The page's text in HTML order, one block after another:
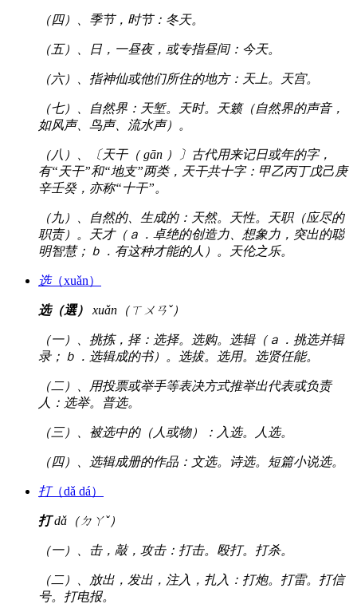
（四）、季节，时节：冬天。
（五）、日，一昼夜，或专指昼间：今天。
（六）、指神仙或他们所住的地方：天上。天宫。
（七）、自然界：天堑。天时。天籁（自然界的声音，
如风声、鸟声、流水声）。
（八）、〔天干（ gān ）〕古代用来记日或年的字，
有“天干”和“地支”两类，天干共十字：甲乙丙丁戊己庚
辛壬癸，亦称“十干”。
（九）、自然的、生成的：天然。天性。天职（应尽的
职责）。天才（ａ．卓绝的创造力、想象力，突出的聪
明智慧；ｂ．有这种才能的人）。天伦之乐。
选（xuǎn）
选（選） xuǎn（ㄒㄨㄢˇ）
（一）、挑拣，择：选择。选购。选辑（ａ．挑选并辑
录；ｂ．选辑成的书）。选拔。选用。选贤任能。
（二）、用投票或举手等表决方式推举出代表或负责
人：选举。普选。
（三）、被选中的（人或物）：入选。人选。
（四）、选辑成册的作品：文选。诗选。短篇小说选。
打（dǎ dá）
打dǎ（ㄉㄚˇ）
（一）、击，敲，攻击：打击。殴打。打杀。
（二）、放出，发出，注入，扎入：打炮。打雷。打信
号。打电报。